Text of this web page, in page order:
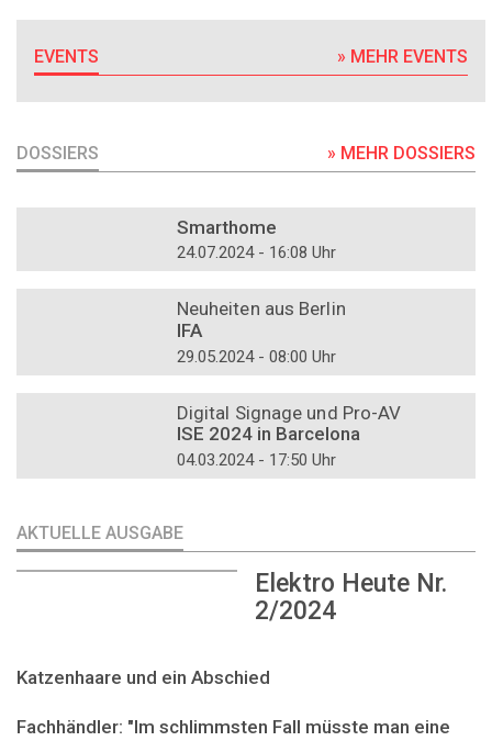
EVENTS » MEHR EVENTS
DOSSIERS » MEHR DOSSIERS
Smarthome
24.07.2024 - 16:08 Uhr
Neuheiten aus Berlin
IFA
29.05.2024 - 08:00 Uhr
Digital Signage und Pro-AV
ISE 2024 in Barcelona
04.03.2024 - 17:50 Uhr
AKTUELLE AUSGABE
Elektro Heute Nr.
2/2024
Katzenhaare und ein Abschied
Fachhändler: "Im schlimmsten Fall müsste man eine